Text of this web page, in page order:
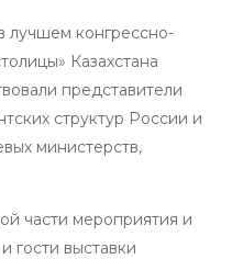
лучшем конгрессно-
Казахстана
представители
структур России и
министерств,
части мероприятия и
гости выставки